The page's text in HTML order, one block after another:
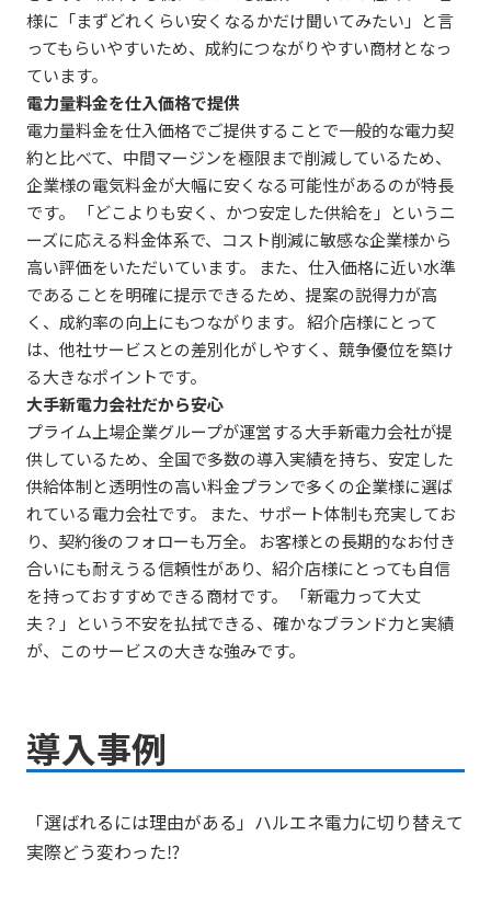
様に「まずどれくらい安くなるかだけ聞いてみたい」と言
ってもらいやすいため、成約につながりやすい商材となっ
ています。
電力量料金を仕入価格で提供
電力量料金を仕入価格でご提供することで一般的な電力契
約と比べて、中間マージンを極限まで削減しているため、
企業様の電気料金が大幅に安くなる可能性があるのが特長
です。 「どこよりも安く、かつ安定した供給を」というニ
ーズに応える料金体系で、コスト削減に敏感な企業様から
高い評価をいただいています。 また、仕入価格に近い水準
であることを明確に提示できるため、提案の説得力が高
く、成約率の向上にもつながります。 紹介店様にとって
は、他社サービスとの差別化がしやすく、競争優位を築け
る大きなポイントです。
大手新電力会社だから安心
プライム上場企業グループが運営する大手新電力会社が提
供しているため、全国で多数の導入実績を持ち、安定した
供給体制と透明性の高い料金プランで多くの企業様に選ば
れている電力会社です。 また、サポート体制も充実してお
り、契約後のフォローも万全。 お客様との長期的なお付き
合いにも耐えうる信頼性があり、紹介店様にとっても自信
を持っておすすめできる商材です。 「新電力って大丈
夫？」という不安を払拭できる、確かなブランド力と実績
が、このサービスの大きな強みです。
導入事例
「選ばれるには理由がある」ハルエネ電力に切り替えて
実際どう変わった⁉